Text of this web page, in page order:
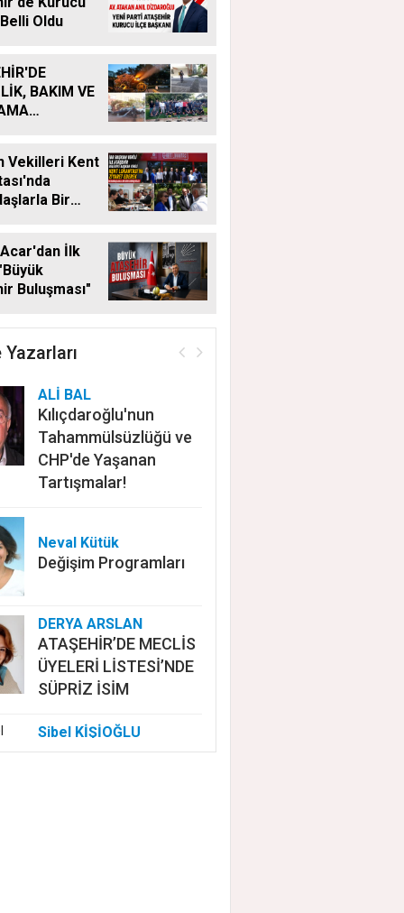
Oldu
BAKIM VE
Vekilleri Kent
Bir
İlk
Buluşması"
Yazarları
ALİ BAL
Kılıçdaroğlu'nun
Tahammülsüzlüğü ve
CHP'de Yaşanan
Tartışmalar!
Neval Kütük
Değişim Programları
DERYA ARSLAN
ATAŞEHİR’DE MECLİS
ÜYELERİ LİSTESİ’NDE
SÜPRİZ İSİM
Sibel KİŞİOĞLU
EUROVISION'DA